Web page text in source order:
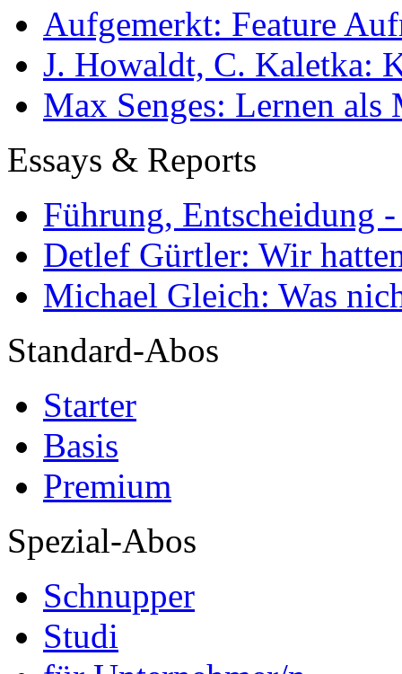
Aufgemerkt: Feature
J. Howaldt, C. Kaletka:
Max Senges: Lernen als
Essays & Reports
Führung, Entscheidung
Detlef Gürtler: Wir
Michael Gleich: Was
Standard-Abos
Starter
Basis
Premium
Spezial-Abos
Schnupper
Studi